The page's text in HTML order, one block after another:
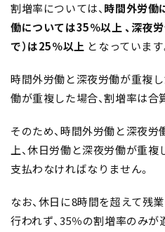
割増率については、時間外労働
働については35％以上 、深夜
で）は25％以上 となっています
時間外労働と深夜労働が重複
働が重複した場合、割増率は合
そのため、時間外労働と深夜
上、休日労働と深夜労働が重
支払わなければなりません。
なお、休日に8時間を超えて残
行われず、35％の割増率のみが